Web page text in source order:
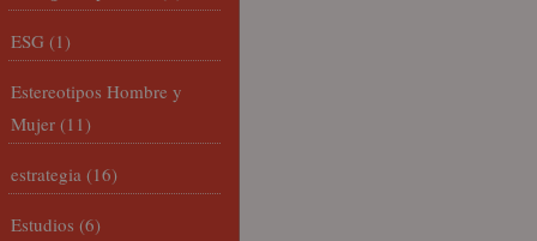
ESG (1)
Estereotipos Hombre y
Mujer (11)
estrategia (16)
Estudios (6)